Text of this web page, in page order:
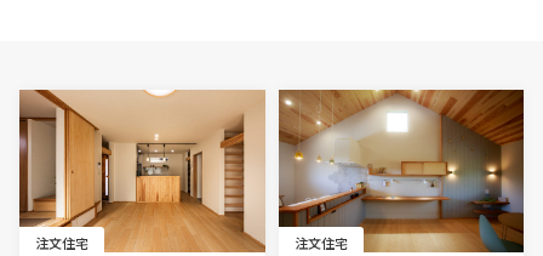
採用情報
BLOG
注文住宅 注文住宅